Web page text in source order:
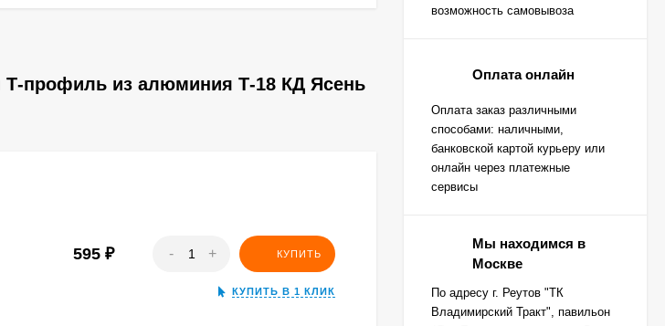
Т-профиль из алюминия Т-18 КД Ясень
595 ₽ - + КУПИТЬ
КУПИТЬ В 1 КЛИК
возможность самовывоза
Оплата онлайн
Оплата заказ различными
способами: наличными,
банковской картой курьеру или
онлайн через платежные
сервисы
Мы находимся в
Москве
По адресу г. Реутов "ТК
Владимирский Тракт", павильон